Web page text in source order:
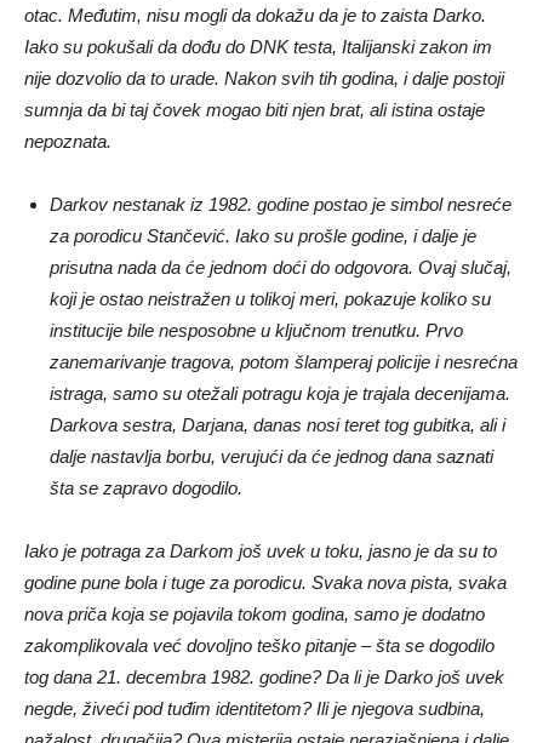
otac. Međutim, nisu mogli da dokažu da je to zaista Darko.
Iako su pokušali da dođu do DNK testa, Italijanski zakon im
nije dozvolio da to urade. Nakon svih tih godina, i dalje postoji
sumnja da bi taj čovek mogao biti njen brat, ali istina ostaje
nepoznata.
Darkov nestanak iz 1982. godine postao je simbol nesreće
za porodicu Stančević. Iako su prošle godine, i dalje je
prisutna nada da će jednom doći do odgovora. Ovaj slučaj,
koji je ostao neistražen u tolikoj meri, pokazuje koliko su
institucije bile nesposobne u ključnom trenutku. Prvo
zanemarivanje tragova, potom šlamperaj policije i nesrećna
istraga, samo su otežali potragu koja je trajala decenijama.
Darkova sestra, Darjana, danas nosi teret tog gubitka, ali i
dalje nastavlja borbu, verujući da će jednog dana saznati
šta se zapravo dogodilo.
Iako je potraga za Darkom još uvek u toku, jasno je da su to
godine pune bola i tuge za porodicu. Svaka nova pista, svaka
nova priča koja se pojavila tokom godina, samo je dodatno
zakomplikovala već dovoljno teško pitanje – šta se dogodilo
tog dana 21. decembra 1982. godine? Da li je Darko još uvek
negde, živeći pod tuđim identitetom? Ili je njegova sudbina,